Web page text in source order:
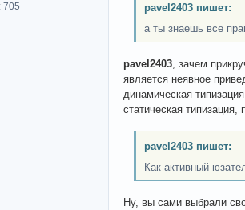
pavel2403 пишет:
а ты знаешь все
pavel2403 , зачем
является неявное
динамическая
статическая
pavel2403 пишет:
Как активный
Ну, вы сами выбрали